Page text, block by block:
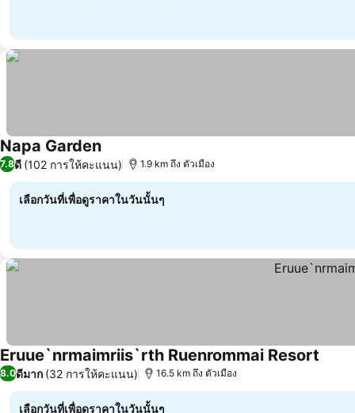
Napa Garden
7.8ดี (102 การให้คะแนน) 1.9 km ถึง ตัวเมือง
เลือกวันที่เพื่อดูราคาในวันนั้นๆ
Eruue`nrmaimriis`rth Ruenrommai Resort
8.0ดีมาก (32 การให้คะแนน) 16.5 km ถึง ตัวเมือง
เลือกวันที่เพื่อดูราคาในวันนั้นๆ